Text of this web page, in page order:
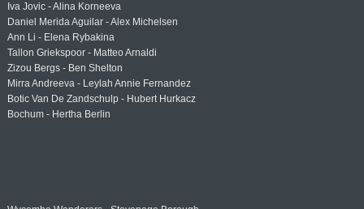
Iva Jovic - Alina Korneeva
Daniel Merida Aguilar - Alex Michelsen
Ann Li - Elena Rybakina
Tallon Griekspoor - Matteo Arnaldi
Zizou Bergs - Ben Shelton
Mirra Andreeva - Leylah Annie Fernandez
Botic Van De Zandschulp - Hubert Hurkacz
Bochum - Hertha Berlin